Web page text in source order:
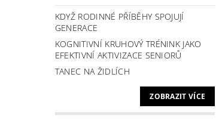
KDYŽ RODINNÉ PŘÍBĚHY SPOJUJÍ
GENERACE
KOGNITIVNÍ KRUHOVÝ TRÉNINK JAKO
EFEKTIVNÍ AKTIVIZACE SENIORŮ
TANEC NA ŽIDLÍCH
ZOBRAZIT VÍCE